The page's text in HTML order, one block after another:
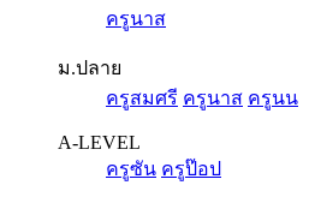
ครูนาส
ม.ปลาย
ครูสมศรี ครูนาส ครูนน
A-LEVEL
ครูซัน ครูป๊อป